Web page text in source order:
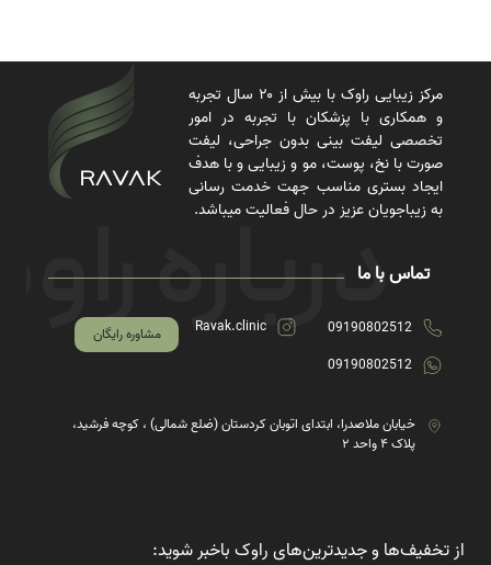
مرکز زیبایی راوک با بیش از ۲۰ سال تجربه
و همکاری با پزشکان با تجربه در امور
تخصصی لیفت بینی بدون جراحی، لیفت
صورت با نخ، پوست، مو و زیبایی و با هدف
ایجاد بستری مناسب جهت خدمت رسانی
به زیباجویان عزیز در حال فعالیت میباشد.
تماس با ما
09190802512
09190802512
Ravak.clinic مشاوره رایگان
خیابان ملاصدرا، ابتدای اتوبان کردستان (ضلع شمالی) ، کوچه فرشید،
پلاک ۴ واحد ۲
از تخفیف‌ها و جدیدترین‌های راوک باخبر شوید: